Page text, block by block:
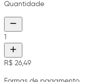
Quantidade
1
R$ 26,49